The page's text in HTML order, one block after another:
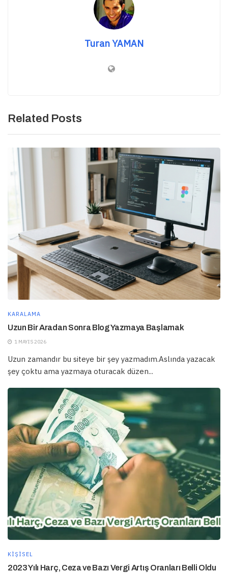
Turan YAMAN
Related Posts
KARALAMA
Uzun Bir Aradan Sonra Blog Yazmaya Başlamak
1 MAYIS 2026
Uzun zamandır bu siteye bir şey yazmadım.Aslında yazacak
şey çoktu ama yazmaya oturacak düzen...
KIŞISEL
2023 Yılı Harç, Ceza ve Bazı Vergi Artış Oranları Belli Oldu